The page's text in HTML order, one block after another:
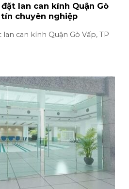
lan can kính Quận Gò
tín chuyên nghiệp
can kính Quận Gò Vấp, TP